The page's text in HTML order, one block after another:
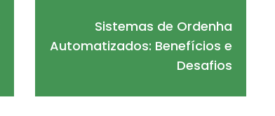
Sistemas de Ordenha
Automatizados: Benefícios e
Desafios